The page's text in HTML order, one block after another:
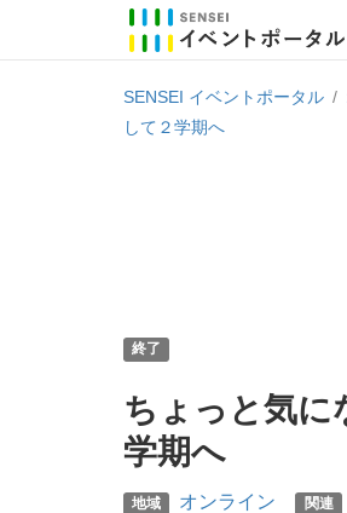
SENSEI イベントポータル /
して２学期へ
終了
ちょっと気に
学期へ
地域 オンライン 関連